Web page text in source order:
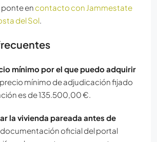
en contacto con Jammestate
del Sol.
mínimo por el que puedo adquirir
precio mínimo de adjudicación fijado
es de 135.500,00 €.
la vivienda pareada antes de
documentación oficial del portal